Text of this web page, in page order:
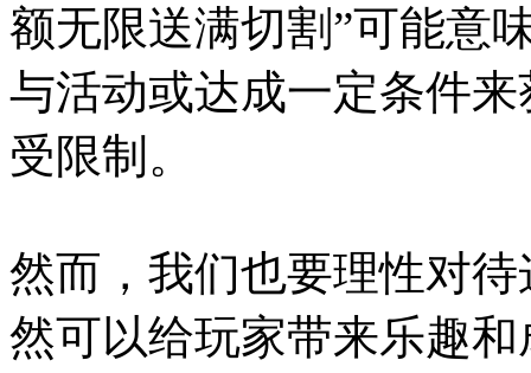
额无限送满切割”可能意
与活动或达成一定条件
受限制。
然而，我们也要理性对
然可以给玩家带来乐趣